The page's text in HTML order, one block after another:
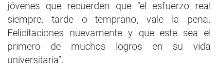
jóvenes que recuerden que “el esfuerzo real
siempre, tarde o temprano, vale la pena.
Felicitaciones nuevamente y que este sea el
primero de muchos logros en su vida
universitaria”.